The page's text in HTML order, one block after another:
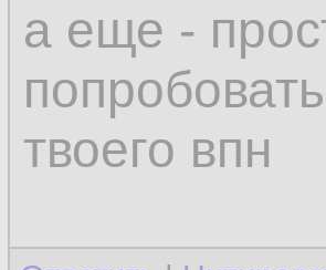
а еще -
твоего впн